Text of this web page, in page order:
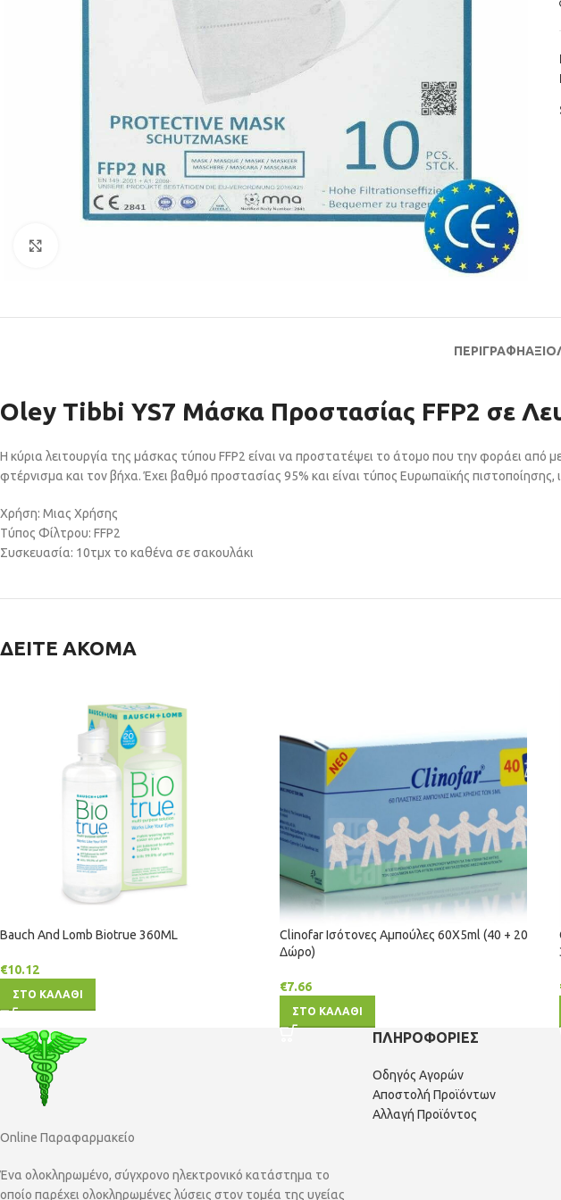
ΠΕΡΙΓΡΑΦΗ
Oley Tibbi YS7 Μάσκα Προστασίας FFP2 σε
Η κύρια λειτουργία της μάσκας τύπου FFP2 είναι να προστατέψει το άτομο που την φοράει
φτέρνισμα και τον βήχα. Έχει βαθμό προστασίας 95% και είναι τύπος Ευρωπαϊκής πιστοποίησης,
Χρήση: Μιας Χρήσης
Τύπος Φίλτρου: FFP2
Συσκευασία: 10τμχ το καθένα σε σακουλάκι
ΔΕΙΤΕ ΑΚΟΜΑ
Bauch And Lomb Biotrue 360ML
€10.12
ΣΤΟ ΚΑΛΑΘΙ
Clinofar Ισότονες Αμπούλες 60Χ5ml (40 + 20
Δώρο)
€7.66
ΣΤΟ ΚΑΛΑΘΙ
Online Παραφαρμακείο
Ένα ολοκληρωμένο, σύγχρονο ηλεκτρονικό κατάστημα το
οποίο παρέχει ολοκληρωμένες λύσεις στον τομέα της υγείας
ΠΛΗΡΟΦΟΡΙΕΣ
Οδηγός Αγορών
Αποστολή Προϊόντων
Αλλαγή Προϊόντος